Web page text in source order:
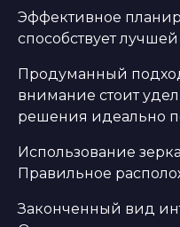
Эффективное
способствует
Продуманный
внимание стоит
решения идеально
Использование
Правильное
Законченный вид